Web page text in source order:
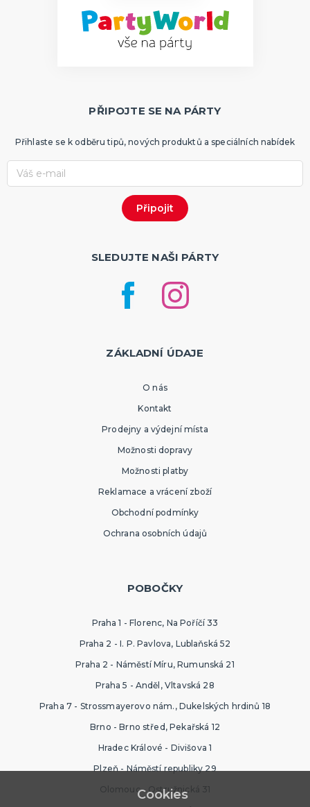
PŘIPOJTE SE NA PÁRTY
Přihlaste se k odběru tipů, nových produktů a speciálních nabídek
SLEDUJTE NAŠI PÁRTY
ZÁKLADNÍ ÚDAJE
O nás
Kontakt
Prodejny a výdejní místa
Možnosti dopravy
Možnosti platby
Reklamace a vrácení zboží
Obchodní podmínky
Ochrana osobních údajů
POBOČKY
Praha 1 - Florenc, Na Poříčí 33
Praha 2 - I. P. Pavlova, Lublaňská 52
Praha 2 - Náměstí Míru, Rumunská 21
Praha 5 - Anděl, Vltavská 28
Praha 7 - Strossmayerovo nám., Dukelských hrdinů 18
Brno - Brno střed, Pekařská 12
Hradec Králové - Divišova 1
Plzeň - Náměstí republiky 29
Olomouc - Ostružnická 31
Cookies